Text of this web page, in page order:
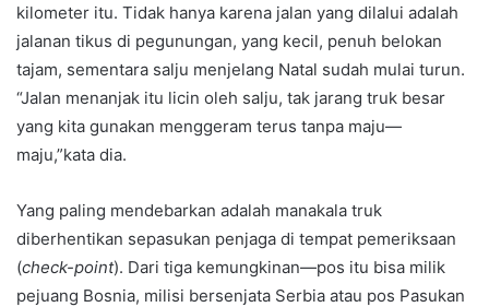
kilometer itu. Tidak hanya karena jalan yang dilalui adalah
jalanan tikus di pegunungan, yang kecil, penuh belokan
tajam, sementara salju menjelang Natal sudah mulai turun.
“Jalan menanjak itu licin oleh salju, tak jarang truk besar
yang kita gunakan menggeram terus tanpa maju—
maju,”kata dia.
Yang paling mendebarkan adalah manakala truk
diberhentikan sepasukan penjaga di tempat pemeriksaan
(check-point). Dari tiga kemungkinan—pos itu bisa milik
pejuang Bosnia, milisi bersenjata Serbia atau pos Pasukan